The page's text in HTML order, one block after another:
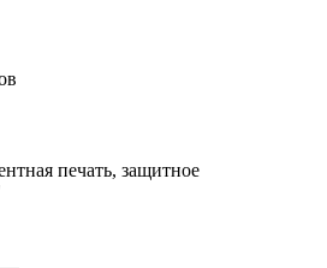
печать, защитное